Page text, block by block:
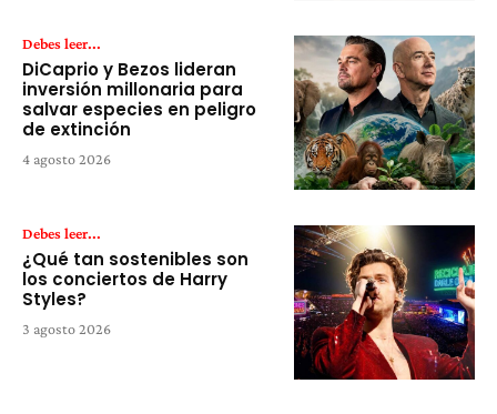
Debes leer...
DiCaprio y Bezos lideran
inversión millonaria para
salvar especies en peligro
de extinción
4 agosto 2026
Debes leer...
¿Qué tan sostenibles son
los conciertos de Harry
Styles?
3 agosto 2026